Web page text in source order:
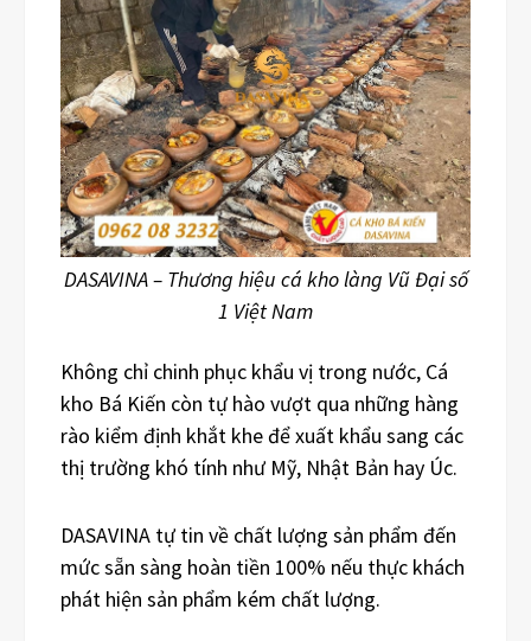
DASAVINA – Thương hiệu cá kho làng Vũ Đại số
1 Việt Nam
Không chỉ chinh phục khẩu vị trong nước, Cá
kho Bá Kiến còn tự hào vượt qua những hàng
rào kiểm định khắt khe để xuất khẩu sang các
thị trường khó tính như Mỹ, Nhật Bản hay Úc.
DASAVINA tự tin về chất lượng sản phẩm đến
mức sẵn sàng hoàn tiền 100% nếu thực khách
phát hiện sản phẩm kém chất lượng.